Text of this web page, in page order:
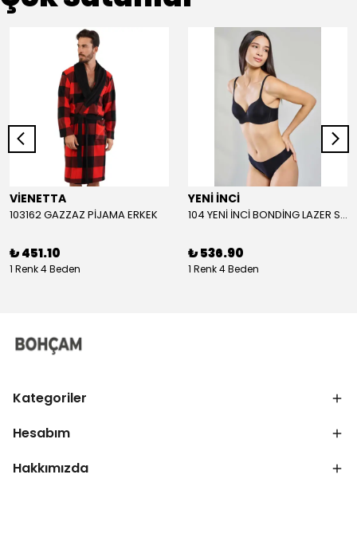
VİENETTA
103162 GAZZAZ PİJAMA ERKEK
₺ 451.10
1 Renk 4 Beden
YENİ İNCİ
104 YENİ İNCİ BONDİNG LAZER SÜTYEN KADIN
₺ 536.90
1 Renk 4 Beden
Kategoriler
Hesabım
Hakkımızda